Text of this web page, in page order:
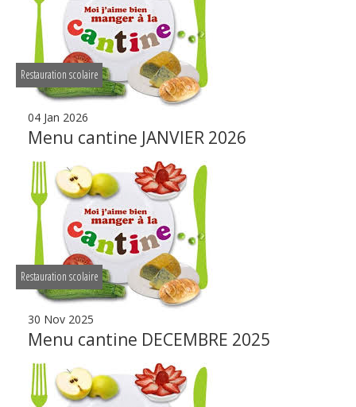
Restauration scolaire
04 Jan 2026
Menu cantine JANVIER 2026
Restauration scolaire
30 Nov 2025
Menu cantine DECEMBRE 2025